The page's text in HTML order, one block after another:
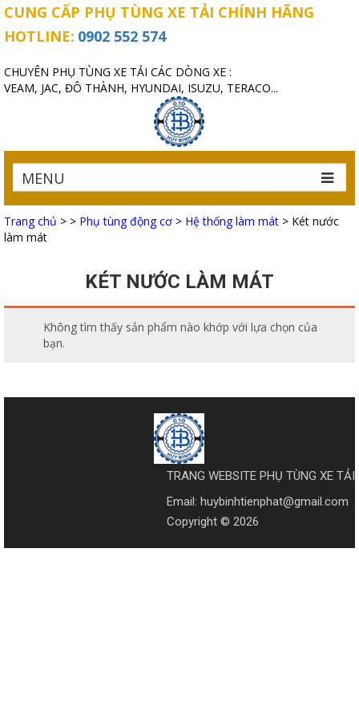
CUNG CẤP PHỤ TÙNG XE TẢI CHÍNH HÃNG
HOTLINE: 0902 552 574
CHUYÊN PHỤ TÙNG XE TẢI CÁC DÒNG XE :
VEAM, JAC, ĐÔ THÀNH, HYUNDAI, ISUZU, TERACO...
MENU
Trang chủ > > Phụ tùng động cơ > Hệ thống làm mát > Két nước
làm mát
KÉT NƯỚC LÀM MÁT
Không tìm thấy sản phẩm nào khớp với lựa chọn của
bạn.
TRANG WEBSITE PHỤ TÙNG XE TẢI
Email: huybinhtienphat@gmail.com
Copyright © 2026